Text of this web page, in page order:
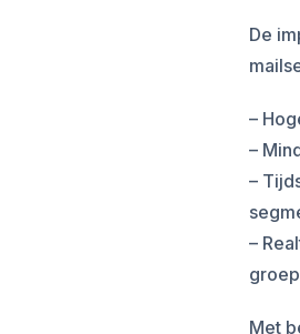
De
–
–
–
–
Met